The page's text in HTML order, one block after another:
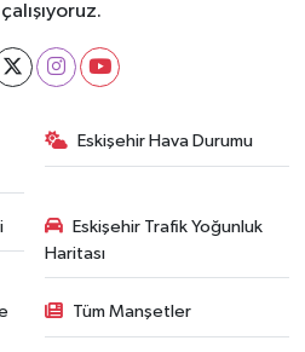
Eskişehir Hava Durumu
Eskişehir Trafik Yoğunluk
Haritası
Tüm Manşetler